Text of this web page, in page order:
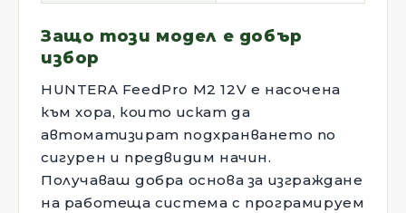
Защо този модел е добър
избор
HUNTERA FeedPro M2 12V е насочена
към хора, които искат да
автоматизират подхранването по
сигурен и предвидим начин.
Получаваш добра основа за изграждане
на работеща система с програмируем